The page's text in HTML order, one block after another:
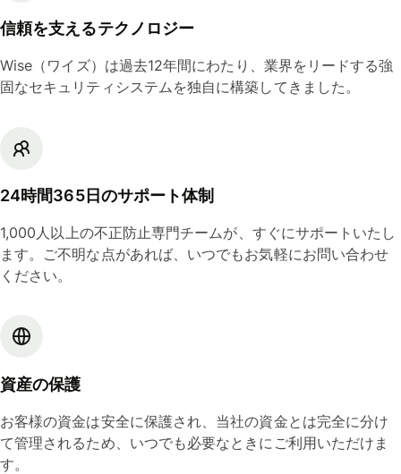
信頼を支えるテクノロジー
Wise（ワイズ）は過去12年間にわたり、業界をリードする強
固なセキュリティシステムを独自に構築してきました。
24時間365日のサポート体制
1,000人以上の不正防止専門チームが、すぐにサポートいたし
ます。ご不明な点があれば、いつでもお気軽にお問い合わせ
ください。
資産の保護
お客様の資金は安全に保護され、当社の資金とは完全に分け
て管理されるため、いつでも必要なときにご利用いただけま
す。